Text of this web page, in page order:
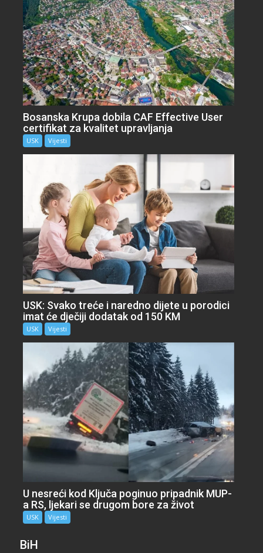
Bosanska Krupa dobila CAF Effective User
certifikat za kvalitet upravljanja
USK Vijesti
USK: Svako treće i naredno dijete u porodici
imat će dječiji dodatak od 150 KM
USK Vijesti
U nesreći kod Ključa poginuo pripadnik MUP-
a RS, ljekari se drugom bore za život
USK Vijesti
BiH